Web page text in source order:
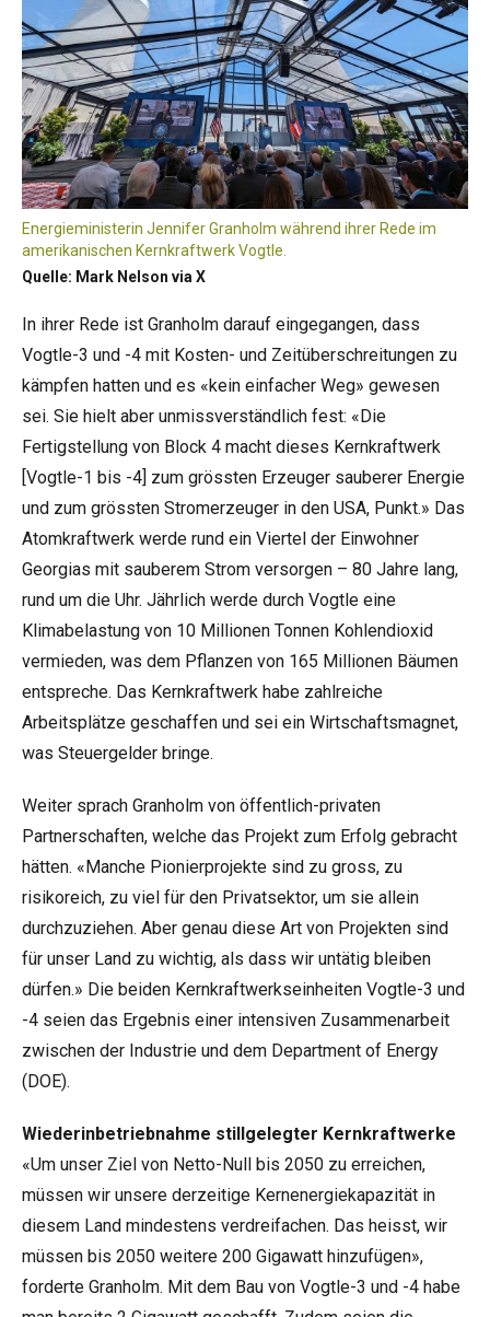
Energieministerin Jennifer Granholm während ihrer Rede im
amerikanischen Kernkraftwerk Vogtle.
Quelle: Mark Nelson via X
In ihrer Rede ist Granholm darauf eingegangen, dass
Vogtle-3 und -4 mit Kosten- und Zeitüberschreitungen zu
kämpfen hatten und es «kein einfacher Weg» gewesen
sei. Sie hielt aber unmissverständlich fest: «Die
Fertigstellung von Block 4 macht dieses Kernkraftwerk
[Vogtle-1 bis -4] zum grössten Erzeuger sauberer Energie
und zum grössten Stromerzeuger in den USA, Punkt.» Das
Atomkraftwerk werde rund ein Viertel der Einwohner
Georgias mit sauberem Strom versorgen – 80 Jahre lang,
rund um die Uhr. Jährlich werde durch Vogtle eine
Klimabelastung von 10 Millionen Tonnen Kohlendioxid
vermieden, was dem Pflanzen von 165 Millionen Bäumen
entspreche. Das Kernkraftwerk habe zahlreiche
Arbeitsplätze geschaffen und sei ein Wirtschaftsmagnet,
was Steuergelder bringe.
Weiter sprach Granholm von öffentlich-privaten
Partnerschaften, welche das Projekt zum Erfolg gebracht
hätten. «Manche Pionierprojekte sind zu gross, zu
risikoreich, zu viel für den Privatsektor, um sie allein
durchzuziehen. Aber genau diese Art von Projekten sind
für unser Land zu wichtig, als dass wir untätig bleiben
dürfen.» Die beiden Kernkraftwerkseinheiten Vogtle-3 und
-4 seien das Ergebnis einer intensiven Zusammenarbeit
zwischen der Industrie und dem Department of Energy
(DOE).
Wiederinbetriebnahme stillgelegter Kernkraftwerke
«Um unser Ziel von Netto-Null bis 2050 zu erreichen,
müssen wir unsere derzeitige Kernenergiekapazität in
diesem Land mindestens verdreifachen. Das heisst, wir
müssen bis 2050 weitere 200 Gigawatt hinzufügen»,
forderte Granholm. Mit dem Bau von Vogtle-3 und -4 habe